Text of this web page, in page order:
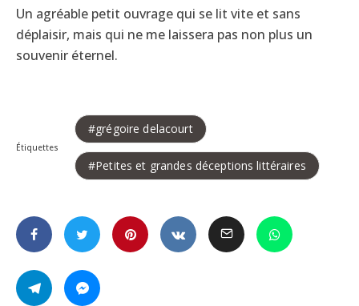
Un agréable petit ouvrage qui se lit vite et sans
déplaisir, mais qui ne me laissera pas non plus un
souvenir éternel.
Étiquettes
grégoire delacourt
Petites et grandes déceptions littéraires